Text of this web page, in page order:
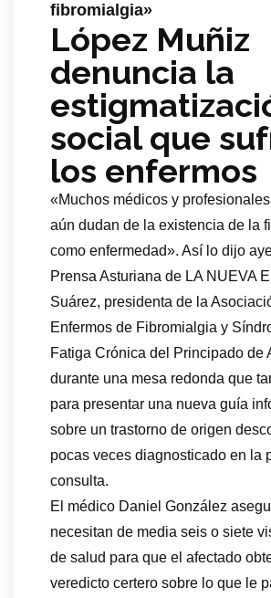
fibromialgia»
López Muñiz
denuncia la
social que
los enfermos
«Muchos médicos y
aún dudan de la existencia de la
como enfermedad». Así lo dijo
Prensa Asturiana de LA NUEVA
Suárez, presidenta de la
Enfermos de Fibromialgia y
Fatiga Crónica del Principado de
durante una mesa redonda que
para presentar una nueva guía
sobre un trastorno de origen
pocas veces diagnosticado en la
consulta.
El médico Daniel González
necesitan de media seis o siete
de salud para que el afectado
veredicto certero sobre lo que le